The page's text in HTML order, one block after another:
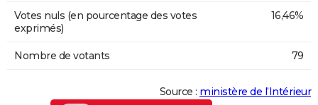
Votes nuls (en pourcentage des votes
exprimés)
16,46%
Nombre de votants 79
Source : ministère de l’Intérieur